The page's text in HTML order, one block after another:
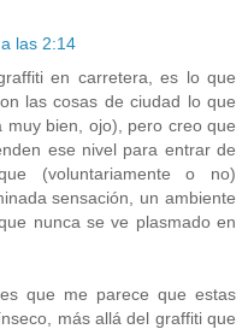
las 2:14
en carretera, es lo que
las cosas de ciudad lo que
bien, ojo), pero creo que
ese nivel para entrar de
(voluntariamente o no)
sensación, un ambiente
nunca se ve plasmado en
que me parece que estas
más allá del graffiti que